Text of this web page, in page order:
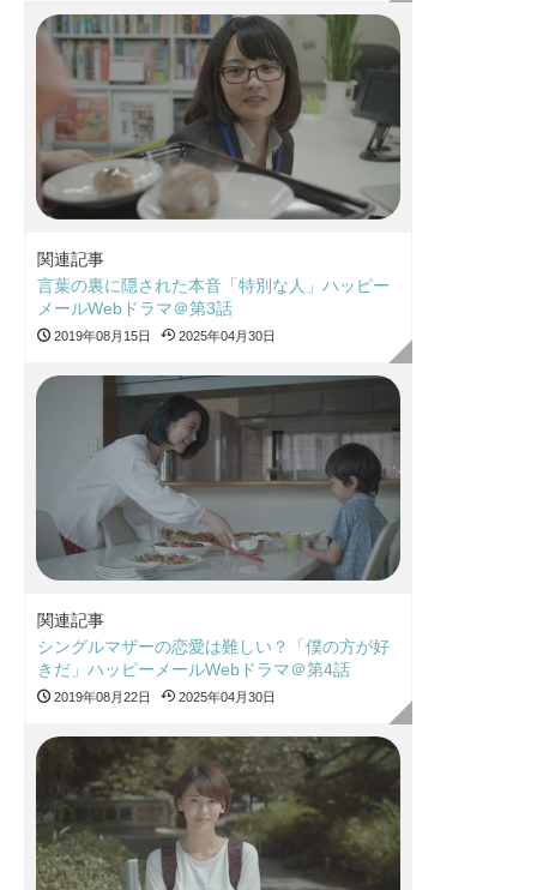
関連記事
言葉の裏に隠された本音「特別な人」ハッピー
メールWebドラマ＠第3話
2019年08月15日 2025年04月30日
関連記事
シングルマザーの恋愛は難しい？「僕の方が好
きだ」ハッピーメールWebドラマ＠第4話
2019年08月22日 2025年04月30日